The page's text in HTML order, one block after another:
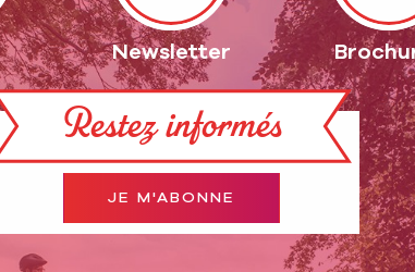
Newsletter
Restez informés
JE M'ABONNE